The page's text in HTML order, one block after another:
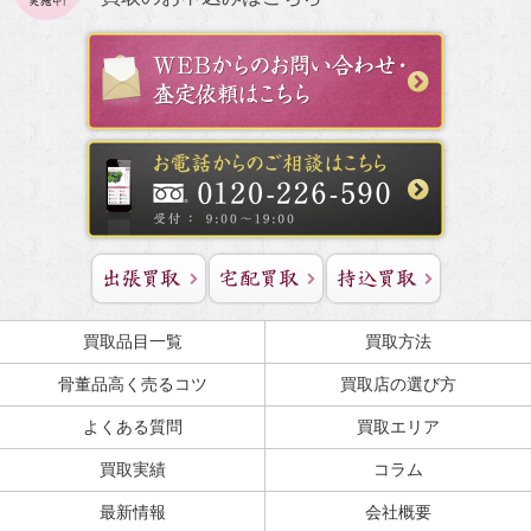
買取品目一覧 買取方法
骨董品高く売るコツ 買取店の選び方
よくある質問 買取エリア
買取実績 コラム
最新情報 会社概要